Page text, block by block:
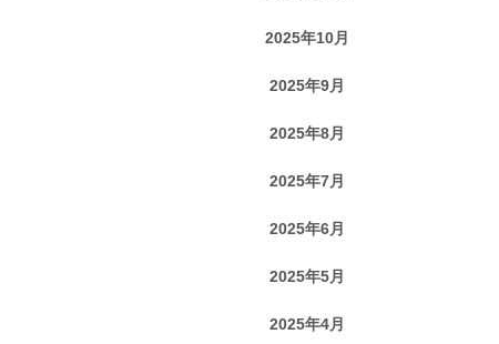
2025年10月
2025年9月
2025年8月
2025年7月
2025年6月
2025年5月
2025年4月